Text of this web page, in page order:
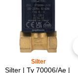
Silter
Silter | Ty 70006/Ae |